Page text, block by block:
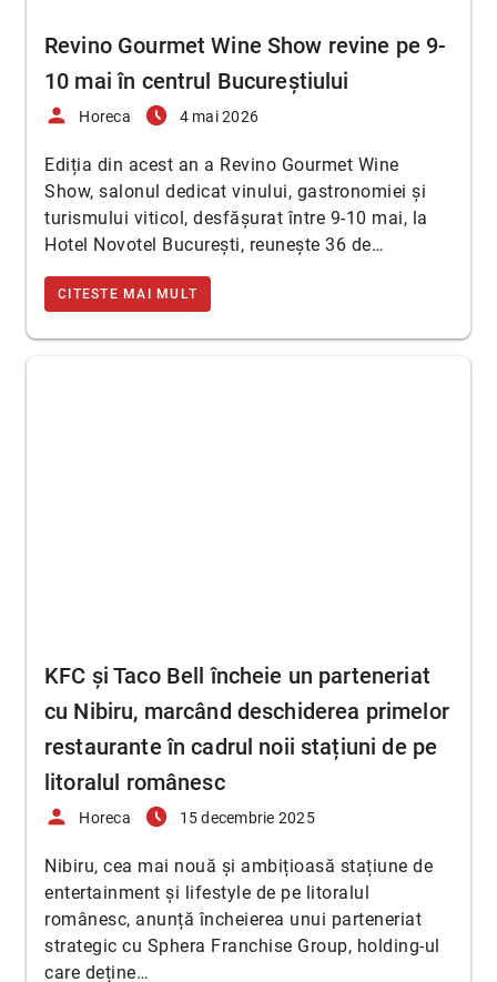
Revino Gourmet Wine Show revine pe 9-
10 mai în centrul Bucureștiului
person Horeca access_time_filled 4 mai 2026
Ediția din acest an a Revino Gourmet Wine
Show, salonul dedicat vinului, gastronomiei și
turismului viticol, desfășurat între 9-10 mai, la
Hotel Novotel București, reunește 36 de…
CITESTE MAI MULT
KFC și Taco Bell încheie un parteneriat
cu Nibiru, marcând deschiderea primelor
restaurante în cadrul noii stațiuni de pe
litoralul românesc
person Horeca access_time_filled 15 decembrie 2025
Nibiru, cea mai nouă și ambițioasă stațiune de
entertainment și lifestyle de pe litoralul
românesc, anunță încheierea unui parteneriat
strategic cu Sphera Franchise Group, holding-ul
care deține…